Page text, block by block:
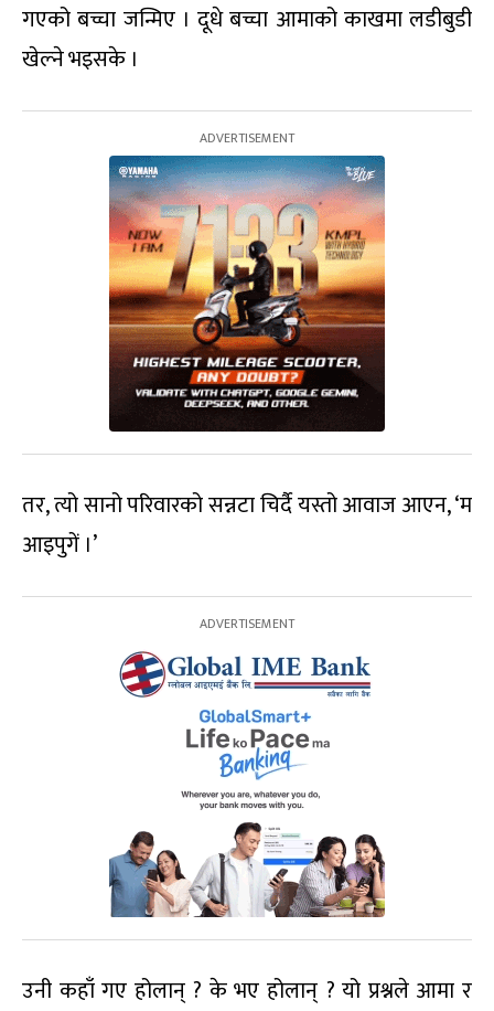
गएको बच्चा जन्मिए । दूधे बच्चा आमाको काखमा लडीबुडी
खेल्ने भइसके ।
तर, त्यो सानो परिवारको सन्नटा चिर्दै यस्तो आवाज आएन, ‘म
आइपुगें ।’
उनी कहाँ गए होलान् ? के भए होलान् ? यो प्रश्नले आमा र